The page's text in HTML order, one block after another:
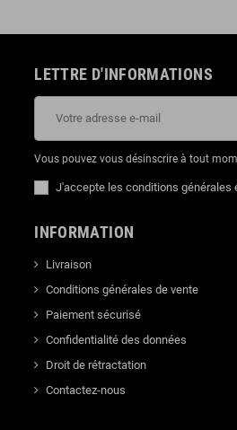
LETTRE D'INFORMATIONS
Vous pouvez vous désinscrire à tout
J'accepte les conditions générales
INFORMATION
Livraison
Conditions générales de vente
Paiement sécurisé
Confidentialité des données
Droit de rétractation
Contactez-nous